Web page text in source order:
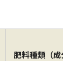
肥料種類（成